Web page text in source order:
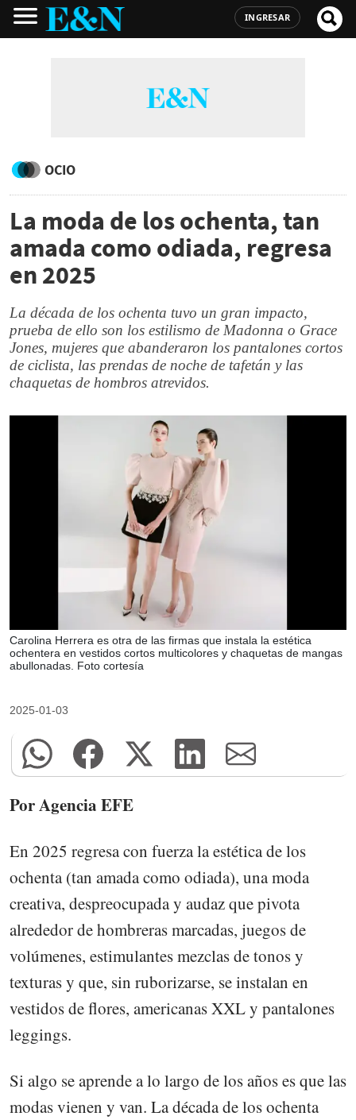
INGRESAR
OCIO
La moda de los ochenta, tan
amada como odiada, regresa
en 2025
La década de los ochenta tuvo un gran impacto,
prueba de ello son los estilismo de Madonna o Grace
Jones, mujeres que abanderaron los pantalones cortos
de ciclista, las prendas de noche de tafetán y las
chaquetas de hombros atrevidos.
Carolina Herrera es otra de las firmas que instala la estética
ochentera en vestidos cortos multicolores y chaquetas de mangas
abullonadas. Foto cortesía
2025-01-03
Por Agencia EFE
En 2025 regresa con fuerza la estética de los
ochenta (tan amada como odiada), una moda
creativa, despreocupada y audaz que pivota
alrededor de hombreras marcadas, juegos de
volúmenes, estimulantes mezclas de tonos y
texturas y que, sin ruborizarse, se instalan en
vestidos de flores, americanas XXL y pantalones
leggings.
Si algo se aprende a lo largo de los años es que las
modas vienen y van. La década de los ochenta